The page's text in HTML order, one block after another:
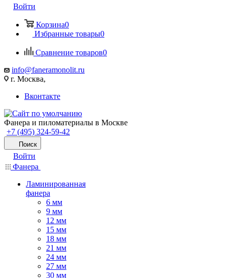
Войти
Корзина0
Избранные товары0
Сравнение товаров0
info@faneramonolit.ru
г. Москва,
Вконтакте
Фанера и пиломатериалы в Москве
+7 (495) 324-59-42
Поиск
Войти
Фанера
Ламинированная
фанера
6 мм
9 мм
12 мм
15 мм
18 мм
21 мм
24 мм
27 мм
30 мм